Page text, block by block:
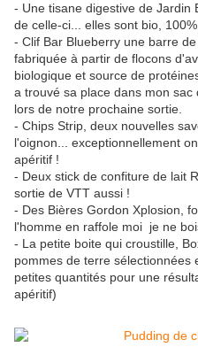
- Une tisane digestive de Jardin
de celle-ci... elles sont bio,
- Clif Bar Blueberry une barre
fabriquée à partir de flocons
biologique et source de
a trouvé sa place dans mon
lors de notre prochaine sortie.
- Chips Strip, deux nouvelles
l'oignon... exceptionnellement
apéritif !
- Deux stick de confiture de lait
sortie de VTT aussi !
- Des Bières Gordon Xplosion,
l'homme en raffole moi je ne
- La petite boite qui croustille,
pommes de terre sélectionnées
petites quantités pour une
apéritif)